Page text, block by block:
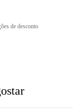
de desconto